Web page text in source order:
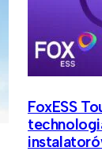
FoxESS